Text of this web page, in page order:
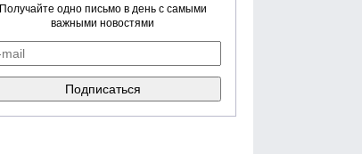
Получайте одно письмо в день с самыми
важными новостями